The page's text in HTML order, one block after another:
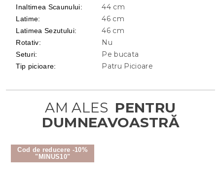
Cod de reducere -10%
"MINUS10"
Inaltimea Scaunului: 44 cm
Latime: 46 cm
Latimea Sezutului: 46 cm
Rotativ: Nu
Seturi: Pe bucata
Tip picioare: Patru Picioare